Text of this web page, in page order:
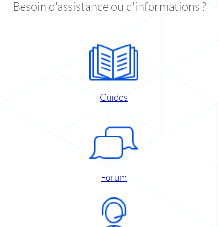
Besoin d'assistance ou d'informations ?
Guides
Forum